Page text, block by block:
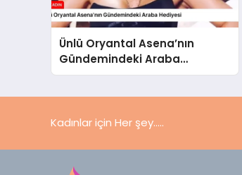
Ünlü Oryantal Asena’nın
Gündemindeki Araba
Hediyesi
Kadınlar için Her şey.....